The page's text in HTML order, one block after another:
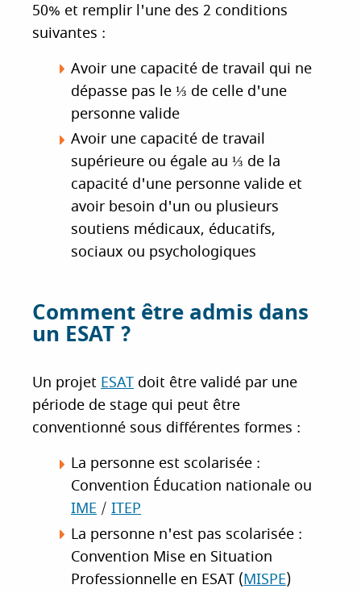
50% et remplir l'une des 2 conditions
suivantes :
Avoir une capacité de travail qui ne
dépasse pas le ⅓ de celle d'une
personne valide
Avoir une capacité de travail
supérieure ou égale au ⅓ de la
capacité d'une personne valide et
avoir besoin d'un ou plusieurs
soutiens médicaux, éducatifs,
sociaux ou psychologiques
Comment être admis dans
un ESAT ?
Un projet ESAT doit être validé par une
période de stage qui peut être
conventionné sous différentes formes :
La personne est scolarisée :
Convention Éducation nationale ou
IME / ITEP
La personne n'est pas scolarisée :
Convention Mise en Situation
Professionnelle en ESAT (MISPE)